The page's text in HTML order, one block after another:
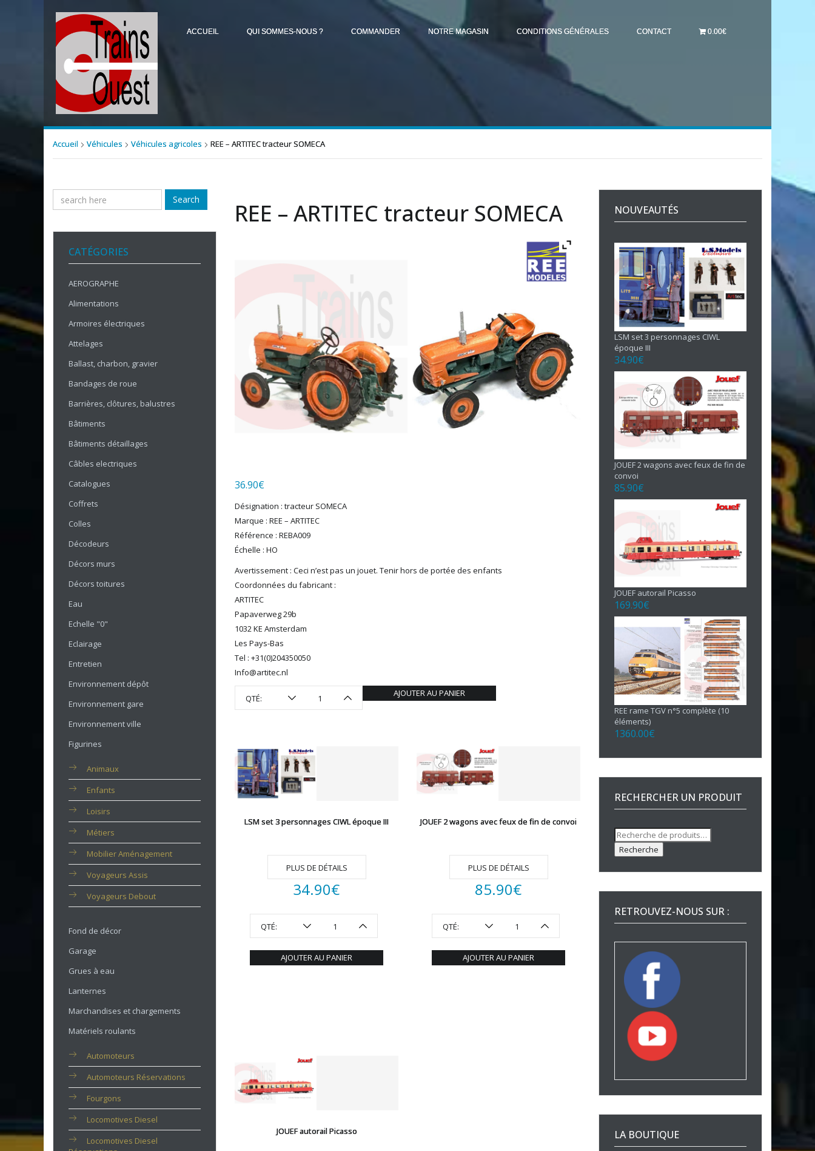
ACCUEIL QUI SOMMES-NOUS ? COMMANDER NOTRE MAGASIN CONDITIONS GÉNÉRALES CONTACT 0.00€
Accueil Véhicules Véhicules agricoles REE – ARTITEC tracteur SOMECA
Search
CATÉGORIES
AEROGRAPHE
Alimentations
Armoires électriques
Attelages
Ballast, charbon, gravier
Bandages de roue
Barrières, clôtures, balustres
Bâtiments
Bâtiments détaillages
Câbles electriques
Catalogues
Coffrets
Colles
Décodeurs
Décors murs
Décors toitures
Eau
Echelle "0"
Eclairage
Entretien
Environnement dépôt
Environnement gare
Environnement ville
Figurines
Animaux
Enfants
Loisirs
Métiers
Mobilier Aménagement
Voyageurs Assis
Voyageurs Debout
Fond de décor
Garage
Grues à eau
Lanternes
Marchandises et chargements
Matériels roulants
Automoteurs
Automoteurs Réservations
Fourgons
Locomotives Diesel
Locomotives Diesel
REE – ARTITEC tracteur SOMECA
36.90€
Désignation : tracteur SOMECA
Marque : REE – ARTITEC
Référence : REBA009
Échelle : HO
Avertissement : Ceci n’est pas un jouet. Tenir hors de portée des enfants
Coordonnées du fabricant :
ARTITEC
Papaverweg 29b
1032 KE Amsterdam
Les Pays-Bas
Tel : +31(0)204350050
Info@artitec.nl
QTÉ: AJOUTER AU PANIER
LSM set 3 personnages CIWL époque III
PLUS DE DÉTAILS
34.90€
QTÉ:
AJOUTER AU PANIER
JOUEF 2 wagons avec feux de fin de convoi
PLUS DE DÉTAILS
85.90€
QTÉ:
AJOUTER AU PANIER
JOUEF autorail Picasso
NOUVEAUTÉS
LSM set 3 personnages CIWL
époque III
34.90€
JOUEF 2 wagons avec feux de fin de
convoi
85.90€
JOUEF autorail Picasso
169.90€
REE rame TGV n°5 complète (10
éléments)
1360.00€
RECHERCHER UN PRODUIT
Recherche
pour :
Recherche
RETROUVEZ-NOUS SUR :
LA BOUTIQUE